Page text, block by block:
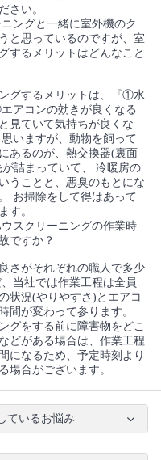
さい。
ングと一緒に室外機のク
と思っているのですが、室
するメリットはどんなこと
グするメリットは、『①水
アコンの効きが良くなる
見ていて気持ちが良くな
いますが、動物を飼って
あるのが、熱交換器(裏面
詰まっていて、 冷暖房の
うことと、悪臭のもとにな
お掃除をして得はあって
す。
スクリーニングの作業時
ですか？
さがそれぞれの職人で多少
当社では作業工程は全員
状況(やりやすさ)とエアコ
間が変わって参ります。
グをする前に障害物をどこ
どがある場合は、作業工程
になるため、予定時刻より
場合がございます。
ているお悩み